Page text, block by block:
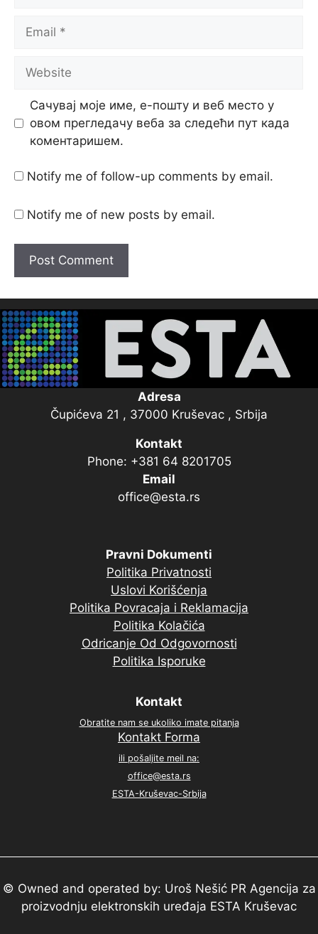
Сачувај моје име, е-пошту и веб место у
овом прегледачу веба за следећи пут када
коментаришем.
Notify me of follow-up comments by email.
Notify me of new posts by email.
Adresa
Čupićeva 21 , 37000 Kruševac , Srbija
Kontakt
Phone: +381 64 8201705
Email
office@esta.rs
Pravni Dokumenti
Politika Privatnosti
Uslovi Korišćenja
Politika Povracaja i Reklamacija
Politika Kolačića
Odricanje Od Odgovornosti
Politika Isporuke
Kontakt
Obratite nam se ukoliko imate pitanja
Kontakt Forma
ili pošaljite meil na:
office@esta.rs
ESTA-Kruševac-Srbija
© Owned and operated by: Uroš Nešić PR Agencija za
proizvodnju elektronskih uređaja ESTA Kruševac